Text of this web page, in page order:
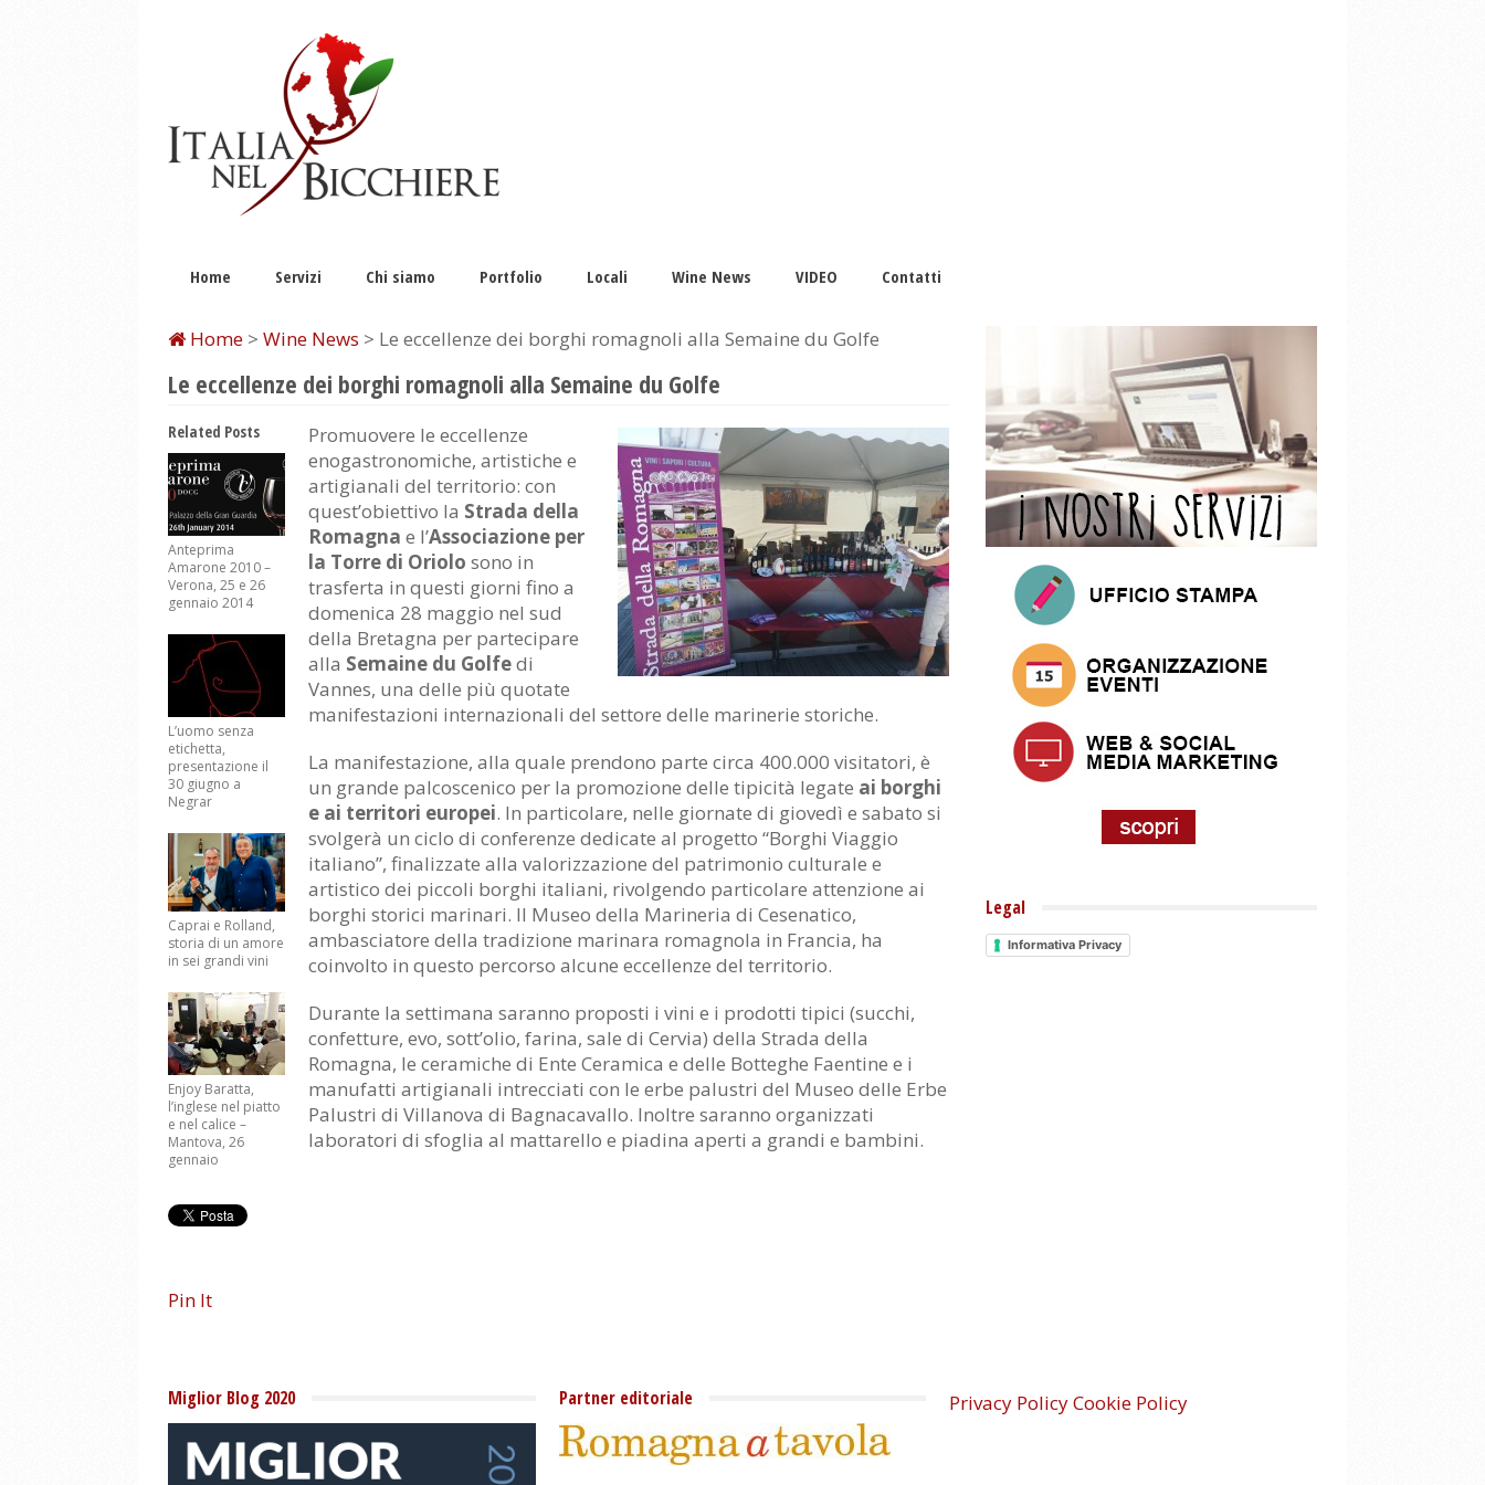
Home Servizi Chi siamo Portfolio Locali Wine News VIDEO Contatti
Home > Wine News > Le eccellenze dei borghi romagnoli alla Semaine du Golfe
Le eccellenze dei borghi romagnoli alla Semaine du Golfe
Promuovere le eccellenze
enogastronomiche, artistiche e
artigianali del territorio: con
quest’obiettivo la Strada della
Romagna e l’Associazione per
la Torre di Oriolosono in
trasferta in questi giorni fino a
domenica 28 maggio nel sud
della Bretagna per partecipare
alla Semaine du Golfedi
Vannes, una delle più quotate
manifestazioni internazionali del settore delle marinerie storiche.
La manifestazione, alla quale prendono parte circa 400.000 visitatori, è
un grande palcoscenico per la promozione delle tipicità legate ai borghi
e ai territori europei. In particolare, nelle giornate di giovedì e sabato si
svolgerà un ciclo di conferenze dedicate al progetto “Borghi Viaggio
italiano”, finalizzate alla valorizzazione del patrimonio culturale e
artistico dei piccoli borghi italiani, rivolgendo particolare attenzione ai
borghi storici marinari. Il Museo della Marineria di Cesenatico,
ambasciatore della tradizione marinara romagnola in Francia, ha
coinvolto in questo percorso alcune eccellenze del territorio.
Durante la settimana saranno proposti i vini e i prodotti tipici (succhi,
confetture, evo, sott’olio, farina, sale di Cervia) della Strada della
Romagna, le ceramiche di Ente Ceramica e delle Botteghe Faentine e i
manufatti artigianali intrecciati con le erbe palustri del Museo delle Erbe
Palustri di Villanova di Bagnacavallo. Inoltre saranno organizzati
laboratori di sfoglia al mattarello e piadina aperti a grandi e bambini.
Related Posts
Anteprima
Amarone 2010 –
Verona, 25 e 26
gennaio 2014
L’uomo senza
etichetta,
presentazione il
30 giugno a
Negrar
Caprai e Rolland,
storia di un amore
in sei grandi vini
Enjoy Baratta,
l’inglese nel piatto
e nel calice –
Mantova, 26
gennaio
Pin It
Legal
Informativa Privacy
Miglior Blog 2020 Partner editoriale Privacy PolicyCookie Policy